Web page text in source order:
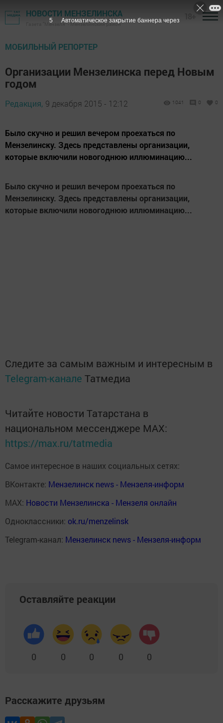
НОВОСТИ МЕНЗЕЛИНСКА
Газета "Мензеля" - Мензелинский район
МОБИЛЬНЫЙ РЕПОРТЕР
Организации Мензелинска перед Новым
годом
Редакция, 9 декабря 2015 - 12:12 1041 0 0
Было скучно и решил вечером проехаться по
Мензелинску. Здесь представлены организации,
которые включили новогоднюю иллюминацию...
Было скучно и решил вечером проехаться по
Мензелинску. Здесь представлены организации,
которые включили новогоднюю иллюминацию...
Следите за самым важным и интересным в
Telegram-канале Татмедиа
Читайте новости Татарстана в
национальном мессенджере MАХ:
https://max.ru/tatmedia
Самое интересное в наших социальных сетях:
ВКонтакте: Мензелинск news - Мензеля-информ
MAX: Новости Мензелинска - Мензеля онлайн
Одноклассники: ok.ru/menzelinsk
Telegram-канал: Мензелинск news - Мензеля-информ
Оставляйте реакции
0 0 0 0 0
Расскажите друзьям
4 Автоматическое закрытие баннера через